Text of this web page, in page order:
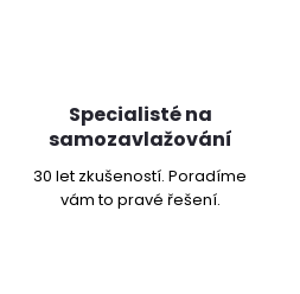
Specialisté na
samozavlažování
30 let zkušeností. Poradíme
vám to pravé řešení.